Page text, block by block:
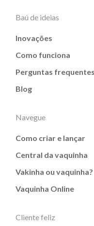
Baú de ideias
Inovações
Como funciona
Perguntas frequentes
Blog
Navegue
Como criar e lançar
Central da vaquinha
Vakinha ou vaquinha?
Vaquinha Online
Cliente feliz